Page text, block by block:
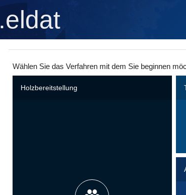
.eldat
Wählen Sie das Verfahren mit dem Sie beginnen
Holzbereitstellung